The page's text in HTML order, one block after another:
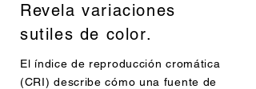
Revela variaciones
sutiles de color.
El índice de reproducción cromática
(CRI) describe cómo una fuente de